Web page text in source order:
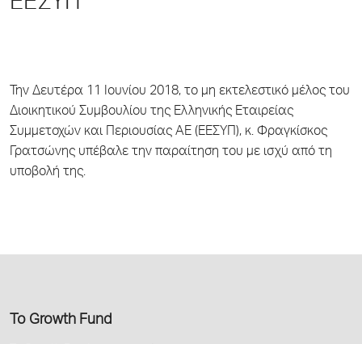
Την Δευτέρα 11 Ιουνίου 2018, το μη εκτελεστικό μέλος του
Διοικητικού Συμβουλίου της Ελληνικής Εταιρείας
Συμμετοχών και Περιουσίας ΑΕ (ΕΕΣΥΠ), κ. Φραγκίσκος
Γρατσώνης υπέβαλε την παραίτηση του με ισχύ από τη
υποβολή της.
Το Growth Fund